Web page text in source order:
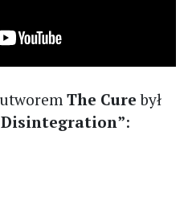
The Cure był
Disintegration”: